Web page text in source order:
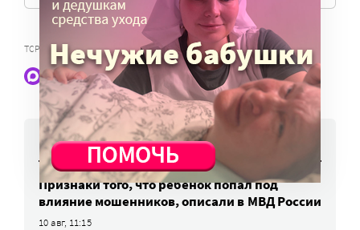
ТСР КОМПЕНСАЦИЯ ЗА ТСР
Наши статьи и новости в Max. Подпишитесь
НОВОСТИ
Признаки того, что ребенок попал под
влияние мошенников, описали в МВД России
10 авг, 11:15